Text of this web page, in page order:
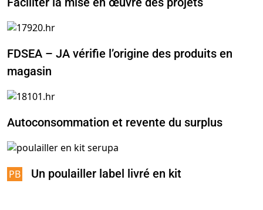
FDSEA – JA vérifie l’origine des produits en
magasin
Autoconsommation et revente du surplus
Un poulailler label livré en kit